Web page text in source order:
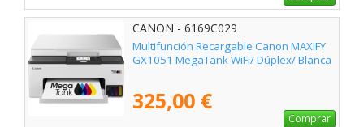
CANON - 6169C029
Multifunción Recargable Canon MAXIFY
GX1051 MegaTank WiFi/ Dúplex/ Blanca
325,00 €
Comprar